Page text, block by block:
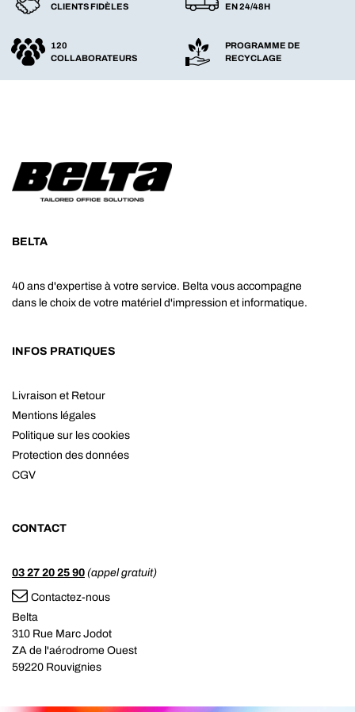
CLIENTS FIDÈLES
EN 24/48H
120
COLLABORATEURS
PROGRAMME DE
RECYCLAGE
BELTA
40 ans d'expertise à votre service. Belta vous accompagne
dans le choix de votre matériel d'impression et informatique.
INFOS PRATIQUES
Livraison et Retour
Mentions légales
Politique sur les cookies
Protection des données
CGV
CONTACT
03 27 20 25 90 (appel gratuit)
Contactez-nous
Belta
310 Rue Marc Jodot
ZA de l'aérodrome Ouest
59220 Rouvignies